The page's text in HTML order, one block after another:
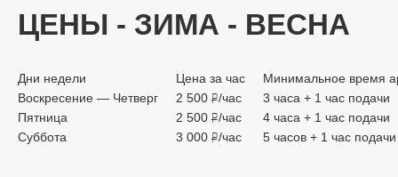
ЦЕНЫ - ЗИМА - ВЕСНА
Дни недели Цена за час
Минимальное время
Воскресение — Четверг
Пятница
Суббота
2 500 руб.
/час
2 500 руб.
/час
3 000 руб.
/час
3 часа + 1 час подачи
4 часа + 1 час подачи
5 часов + 1 час подачи